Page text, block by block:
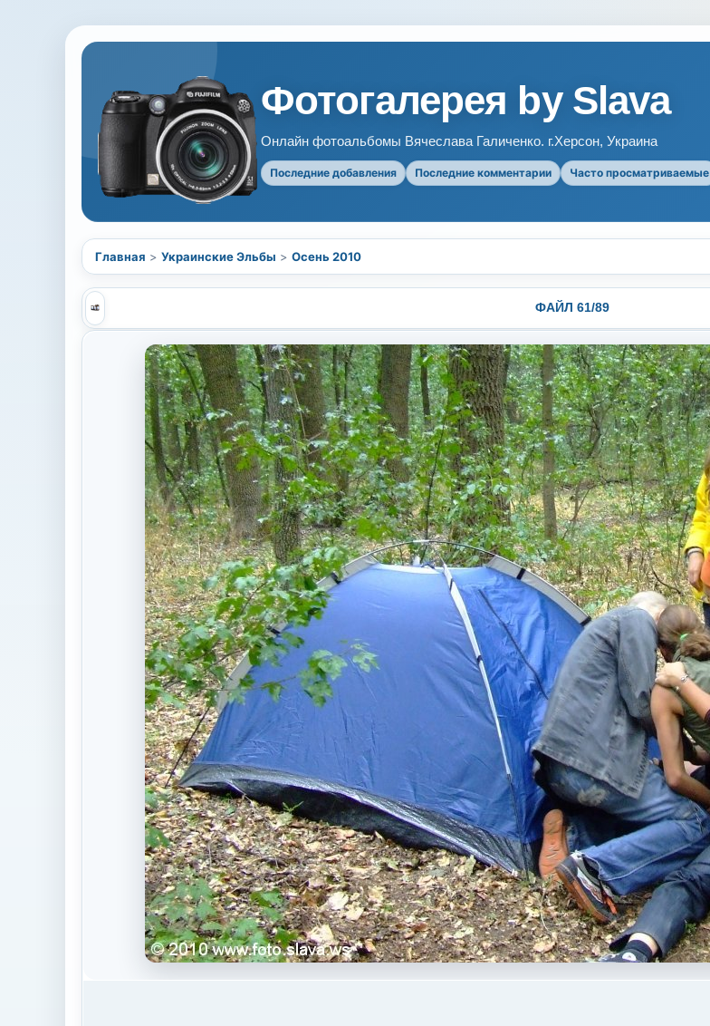
Фотогалерея by Slava
Онлайн фотоальбомы Вячеслава Галиченко. г.Херсон, Украина
Последние добавления Последние комментарии Часто просматриваемые
Главная > Украинские Эльбы > Осень 2010
ФАЙЛ 61/89